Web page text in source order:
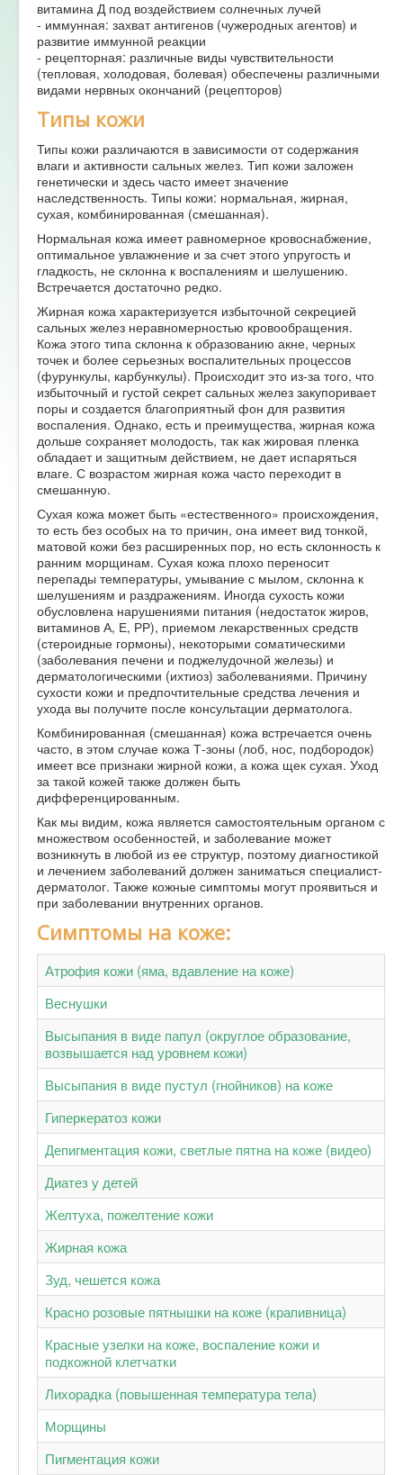
витамина Д под воздействием солнечных лучей
- иммунная: захват антигенов (чужеродных агентов) и
развитие иммунной реакции
- рецепторная: различные виды чувствительности
(тепловая, холодовая, болевая) обеспечены различными
видами нервных окончаний (рецепторов)
Типы кожи
Типы кожи различаются в зависимости от содержания
влаги и активности сальных желез. Тип кожи заложен
генетически и здесь часто имеет значение
наследственность. Типы кожи: нормальная, жирная,
сухая, комбинированная (смешанная).
Нормальная кожа имеет равномерное кровоснабжение,
оптимальное увлажнение и за счет этого упругость и
гладкость, не склонна к воспалениям и шелушению.
Встречается достаточно редко.
Жирная кожа характеризуется избыточной секрецией
сальных желез неравномерностью кровообращения.
Кожа этого типа склонна к образованию акне, черных
точек и более серьезных воспалительных процессов
(фурункулы, карбункулы). Происходит это из-за того, что
избыточный и густой секрет сальных желез закупоривает
поры и создается благоприятный фон для развития
воспаления. Однако, есть и преимущества, жирная кожа
дольше сохраняет молодость, так как жировая пленка
обладает и защитным действием, не дает испаряться
влаге. С возрастом жирная кожа часто переходит в
смешанную.
Сухая кожа может быть «естественного» происхождения,
то есть без особых на то причин, она имеет вид тонкой,
матовой кожи без расширенных пор, но есть склонность к
ранним морщинам. Сухая кожа плохо переносит
перепады температуры, умывание с мылом, склонна к
шелушениям и раздражениям. Иногда сухость кожи
обусловлена нарушениями питания (недостаток жиров,
витаминов А, Е, РР), приемом лекарственных средств
(стероидные гормоны), некоторыми соматическими
(заболевания печени и поджелудочной железы) и
дерматологическими (ихтиоз) заболеваниями. Причину
сухости кожи и предпочтительные средства лечения и
ухода вы получите после консультации дерматолога.
Комбинированная (смешанная) кожа встречается очень
часто, в этом случае кожа Т-зоны (лоб, нос, подбородок)
имеет все признаки жирной кожи, а кожа щек сухая. Уход
за такой кожей также должен быть
дифференцированным.
Как мы видим, кожа является самостоятельным органом с
множеством особенностей, и заболевание может
возникнуть в любой из ее структур, поэтому диагностикой
и лечением заболеваний должен заниматься специалист-
дерматолог. Также кожные симптомы могут проявиться и
при заболевании внутренних органов.
Симптомы на коже:
Атрофия кожи (яма, вдавление на коже)
Веснушки
Высыпания в виде папул (округлое образование,
возвышается над уровнем кожи)
Высыпания в виде пустул (гнойников) на коже
Гиперкератоз кожи
Депигментация кожи, светлые пятна на коже (видео)
Диатез у детей
Желтуха, пожелтение кожи
Жирная кожа
Зуд, чешется кожа
Красно розовые пятнышки на коже (крапивница)
Красные узелки на коже, воспаление кожи и
подкожной клетчатки
Лихорадка (повышенная температура тела)
Морщины
Пигментация кожи